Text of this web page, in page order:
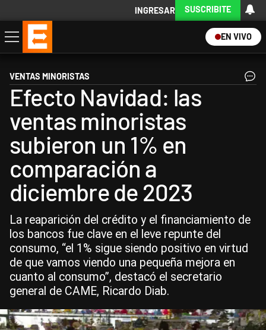
INGRESAR SUSCRIBITE
EN VIVO
Economía
Política
Internacional
Actualidad
Descargá la App
VENTAS MINORISTAS
Efecto Navidad: las
ventas minoristas
subieron un 1% en
comparación a
diciembre de 2023
La reaparición del crédito y el financiamiento de
los bancos fue clave en el leve repunte del
consumo, “el 1% sigue siendo positivo en virtud
de que vamos viendo una pequeña mejora en
cuanto al consumo”, destacó el secretario
general de CAME, Ricardo Diab.